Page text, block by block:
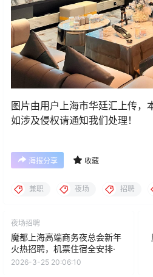
图片由用户上海市华廷汇上传，
如涉及侵权请通知我们处理！
海报分享 收藏
兼职 夜场 招聘
夜场招聘
魔都上海高端商务夜总会新年
火热招聘，机票住宿全安排·
2026-3-25 20:06:10